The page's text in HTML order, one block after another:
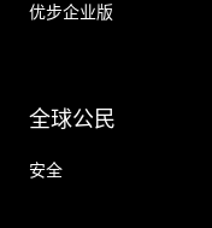
优步企业版
全球公民
安全